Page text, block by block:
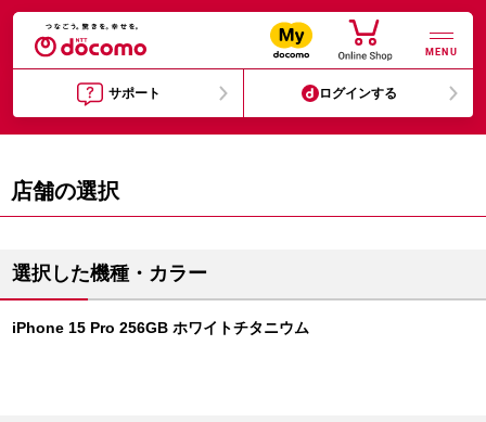
MENU
サポート ログインする
店舗の選択
選択した機種・カラー
iPhone 15 Pro 256GB ホワイトチタニウム